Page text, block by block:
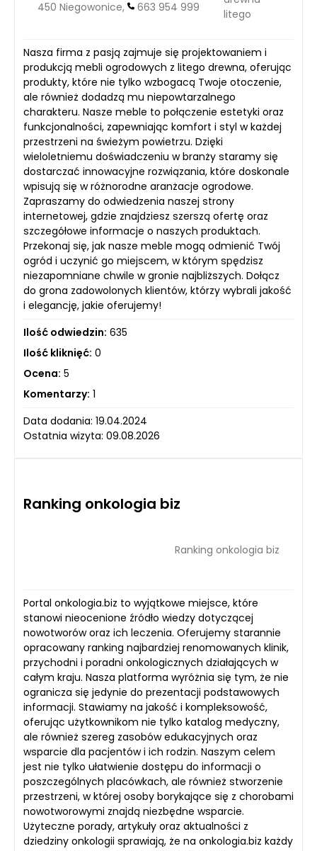
450 Niegowonice, 663 954 999
litego
Nasza firma z pasją zajmuje się projektowaniem i
produkcją mebli ogrodowych z litego drewna, oferując
produkty, które nie tylko wzbogacą Twoje otoczenie,
ale również dodadzą mu niepowtarzalnego
charakteru. Nasze meble to połączenie estetyki oraz
funkcjonalności, zapewniając komfort i styl w każdej
przestrzeni na świeżym powietrzu. Dzięki
wieloletniemu doświadczeniu w branży staramy się
dostarczać innowacyjne rozwiązania, które doskonale
wpisują się w różnorodne aranżacje ogrodowe.
Zapraszamy do odwiedzenia naszej strony
internetowej, gdzie znajdziesz szerszą ofertę oraz
szczegółowe informacje o naszych produktach.
Przekonaj się, jak nasze meble mogą odmienić Twój
ogród i uczynić go miejscem, w którym spędzisz
niezapomniane chwile w gronie najbliższych. Dołącz
do grona zadowolonych klientów, którzy wybrali jakość
i elegancję, jakie oferujemy!
Ilość odwiedzin: 635
Ilość kliknięć: 0
Ocena: 5
Komentarzy: 1
Data dodania: 19.04.2024
Ostatnia wizyta: 09.08.2026
Ranking onkologia biz
Ranking onkologia biz
Portal onkologia.biz to wyjątkowe miejsce, które
stanowi nieocenione źródło wiedzy dotyczącej
nowotworów oraz ich leczenia. Oferujemy starannie
opracowany ranking najbardziej renomowanych klinik,
przychodni i poradni onkologicznych działających w
całym kraju. Nasza platforma wyróżnia się tym, że nie
ogranicza się jedynie do prezentacji podstawowych
informacji. Stawiamy na jakość i kompleksowość,
oferując użytkownikom nie tylko katalog medyczny,
ale również szereg zasobów edukacyjnych oraz
wsparcie dla pacjentów i ich rodzin. Naszym celem
jest nie tylko ułatwienie dostępu do informacji o
poszczególnych placówkach, ale również stworzenie
przestrzeni, w której osoby borykające się z chorobami
nowotworowymi znajdą niezbędne wsparcie.
Użyteczne porady, artykuły oraz aktualności z
dziedziny onkologii sprawiają, że na onkologia.biz każdy